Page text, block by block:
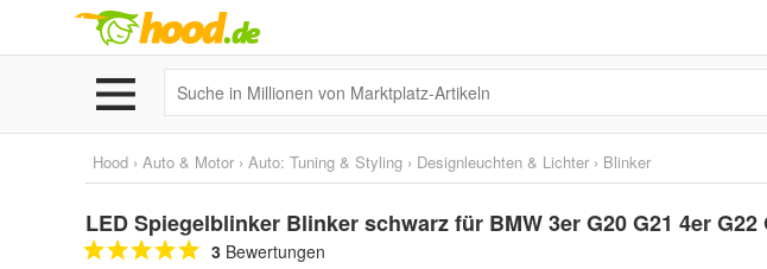
Hood › Auto & Motor › Auto: Tuning & Styling › Designleuchten & Lichter › Blinker
LED Spiegelblinker Blinker schwarz für BMW 3er G20 G21 4er G22
3 Bewertungen